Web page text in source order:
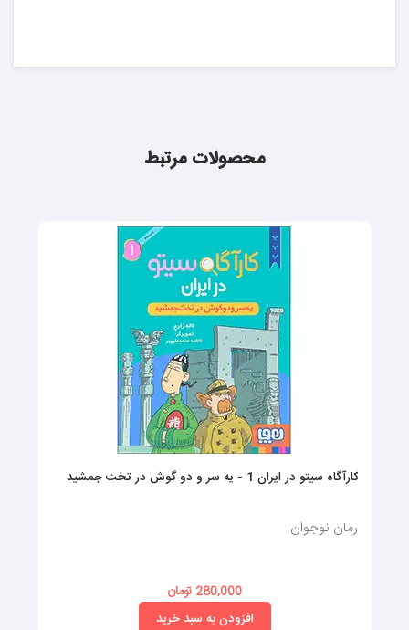
محصولات مرتبط
کارآگاه سیتو در ایران 1 - یه سر و دو گوش در تخت جمشید
رمان نوجوان
280,000 تومان
افزودن به سبد خرید